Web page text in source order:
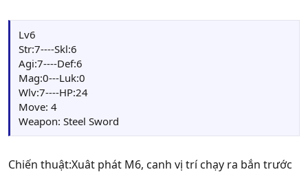
Def: 8---Mov: 4
EXP: 49
Points: 00
Weapon : Gunbow(36/44)
Item: Herb(2)
Quest Item:
Skill: Double Strike
Card: Orge card (5), Dark Mage(1)
Lv6
Str:7----Skl:6
Agi:7----Def:6
Mag:0---Luk:0
Wlv:7----HP:24
Move: 4
Weapon: Steel Sword
Chiến thuật:Xuât phát M6, canh vị trí chạy ra bắn trước